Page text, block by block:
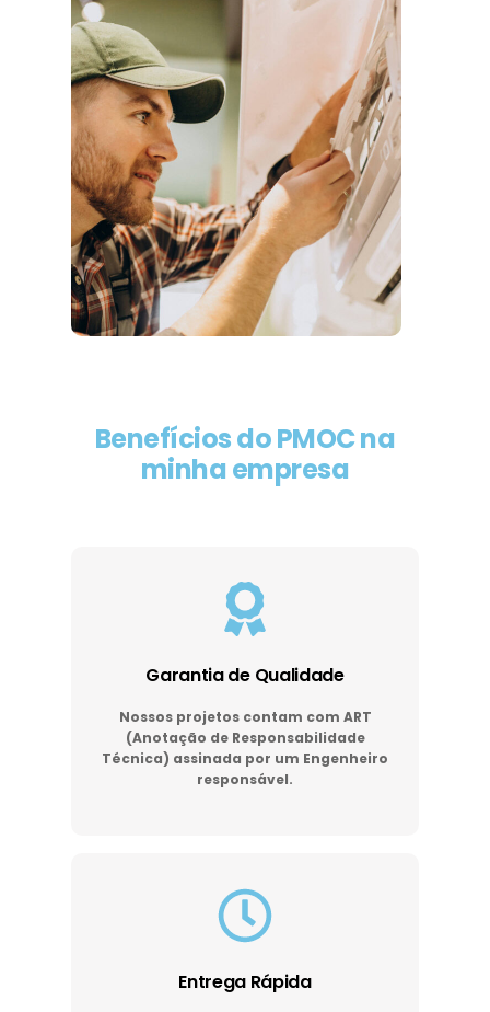
Benefícios do PMOC na
minha empresa
Garantia de Qualidade
Nossos projetos contam com ART
(Anotação de Responsabilidade
Técnica) assinada por um Engenheiro
responsável.
Entrega Rápida